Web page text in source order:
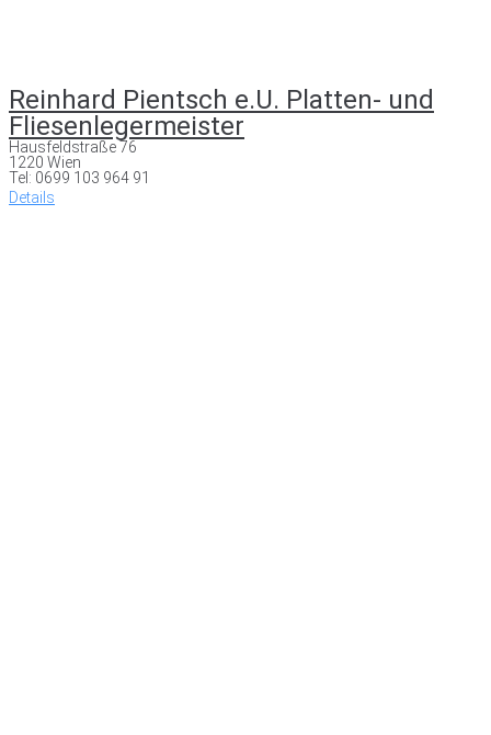
Reinhard Pientsch e.U. Platten- und
Fliesenlegermeister
Hausfeldstraße 76
1220 Wien
Tel: 0699 103 964 91
Details